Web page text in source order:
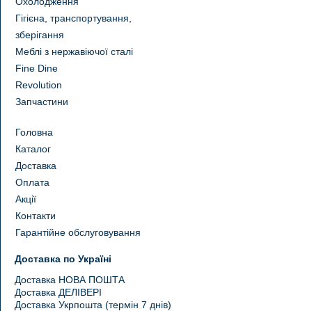
Гігієна, транспортування,
зберігання
Меблі з нержавіючої сталі
Fine Dine
Revolution
Запчастини
Головна
Каталог
Доставка
Оплата
Акції
Контакти
Гарантійне обслуговування
Доставка по Україні
Доставка НОВА ПОШТА
Доставка ДЕЛІВЕРІ
Доставка Укрпошта (термін 7 днів)